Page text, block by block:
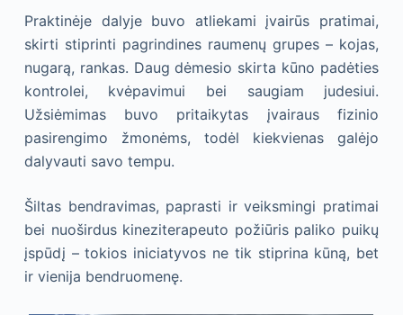
Praktinėje dalyje buvo atliekami įvairūs pratimai,
skirti stiprinti pagrindines raumenų grupes – kojas,
nugarą, rankas. Daug dėmesio skirta kūno padėties
kontrolei, kvėpavimui bei saugiam judesiui.
Užsiėmimas buvo pritaikytas įvairaus fizinio
pasirengimo žmonėms, todėl kiekvienas galėjo
dalyvauti savo tempu.
Šiltas bendravimas, paprasti ir veiksmingi pratimai
bei nuoširdus kineziterapeuto požiūris paliko puikų
įspūdį – tokios iniciatyvos ne tik stiprina kūną, bet
ir vienija bendruomenę.